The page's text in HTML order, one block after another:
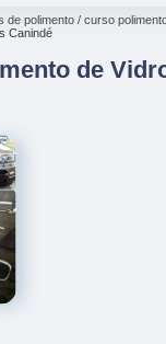
de polimento
curso
Canindé
de